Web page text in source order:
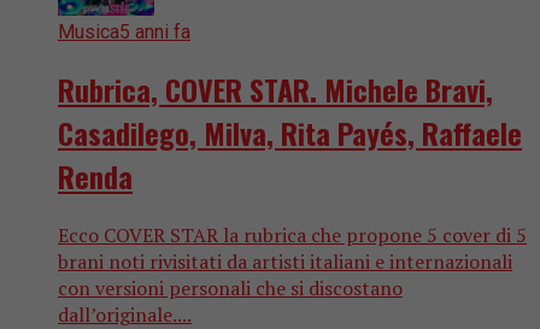
Musica5 anni fa
Rubrica, COVER STAR. Michele Bravi,
Casadilego, Milva, Rita Payés, Raffaele
Renda
Ecco COVER STAR la rubrica che propone 5 cover di 5
brani noti rivisitati da artisti italiani e internazionali
con versioni personali che si discostano
dall’originale....